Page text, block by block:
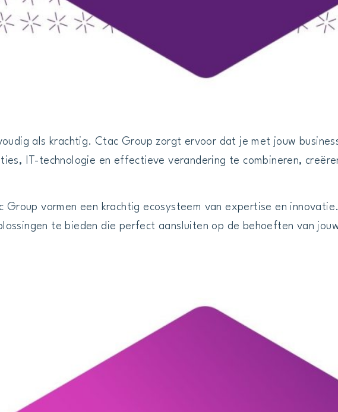
als krachtig. Ctac Group zorgt ervoor dat je met jouw
IT-technologie en effectieve verandering te combineren,
Group vormen een krachtig ecosysteem van expertise en
te bieden die perfect aansluiten op de behoeften van